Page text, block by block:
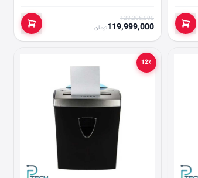
128,205,000
119,999,000تومان
12٪